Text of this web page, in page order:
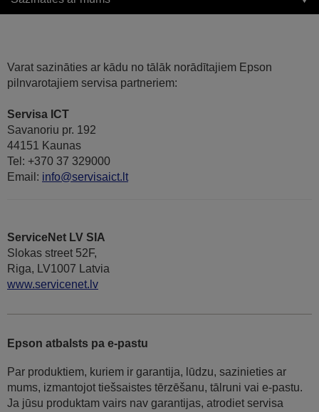
Varat sazināties ar kādu no tālāk norādītajiem Epson
pilnvarotajiem servisa partneriem:
Servisa ICT
Savanoriu pr. 192
44151 Kaunas
Tel: +370 37 329000
Email: info@servisaict.lt
ServiceNet LV SIA
Slokas street 52F,
Riga, LV1007 Latvia
www.servicenet.lv
Epson atbalsts pa e-pastu
Par produktiem, kuriem ir garantija, lūdzu, sazinieties ar
mums, izmantojot tiešsaistes tērzēšanu, tālruni vai e-pastu.
Ja jūsu produktam vairs nav garantijas, atrodiet servisa